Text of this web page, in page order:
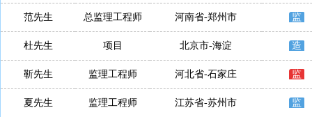
范先生 总监理工程师 河南省-郑州市 监
杜先生 项目 北京市-海淀 造
靳先生 监理工程师 河北省-石家庄 监
夏先生 监理工程师 江苏省-苏州市 监